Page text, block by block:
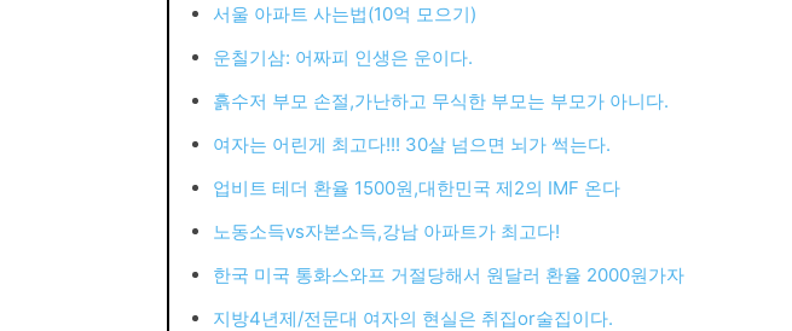
서울 아파트 사는법(10억 모으기)
운칠기삼: 어짜피 인생은 운이다.
흙수저 부모 손절,가난하고 무식한 부모는 부모가 아니다.
여자는 어린게 최고다!!! 30살 넘으면 뇌가 썩는다.
업비트 테더 환율 1500원,대한민국 제2의 IMF 온다
노동소득vs자본소득,강남 아파트가 최고다!
한국 미국 통화스와프 거절당해서 원달러 환율 2000원가자
지방4년제/전문대 여자의 현실은 취집or술집이다.